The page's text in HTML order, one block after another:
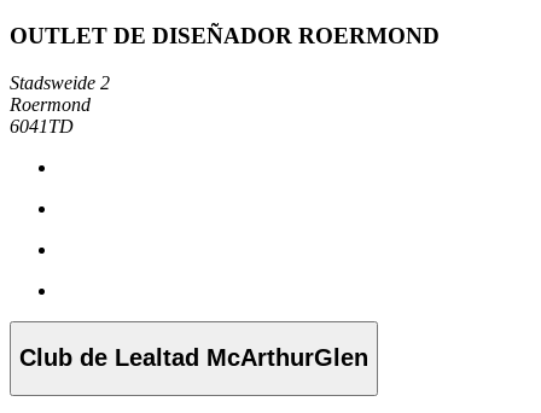
OUTLET DE DISEÑADOR ROERMOND
Stadsweide 2
Roermond
6041TD
Club de Lealtad McArthurGlen